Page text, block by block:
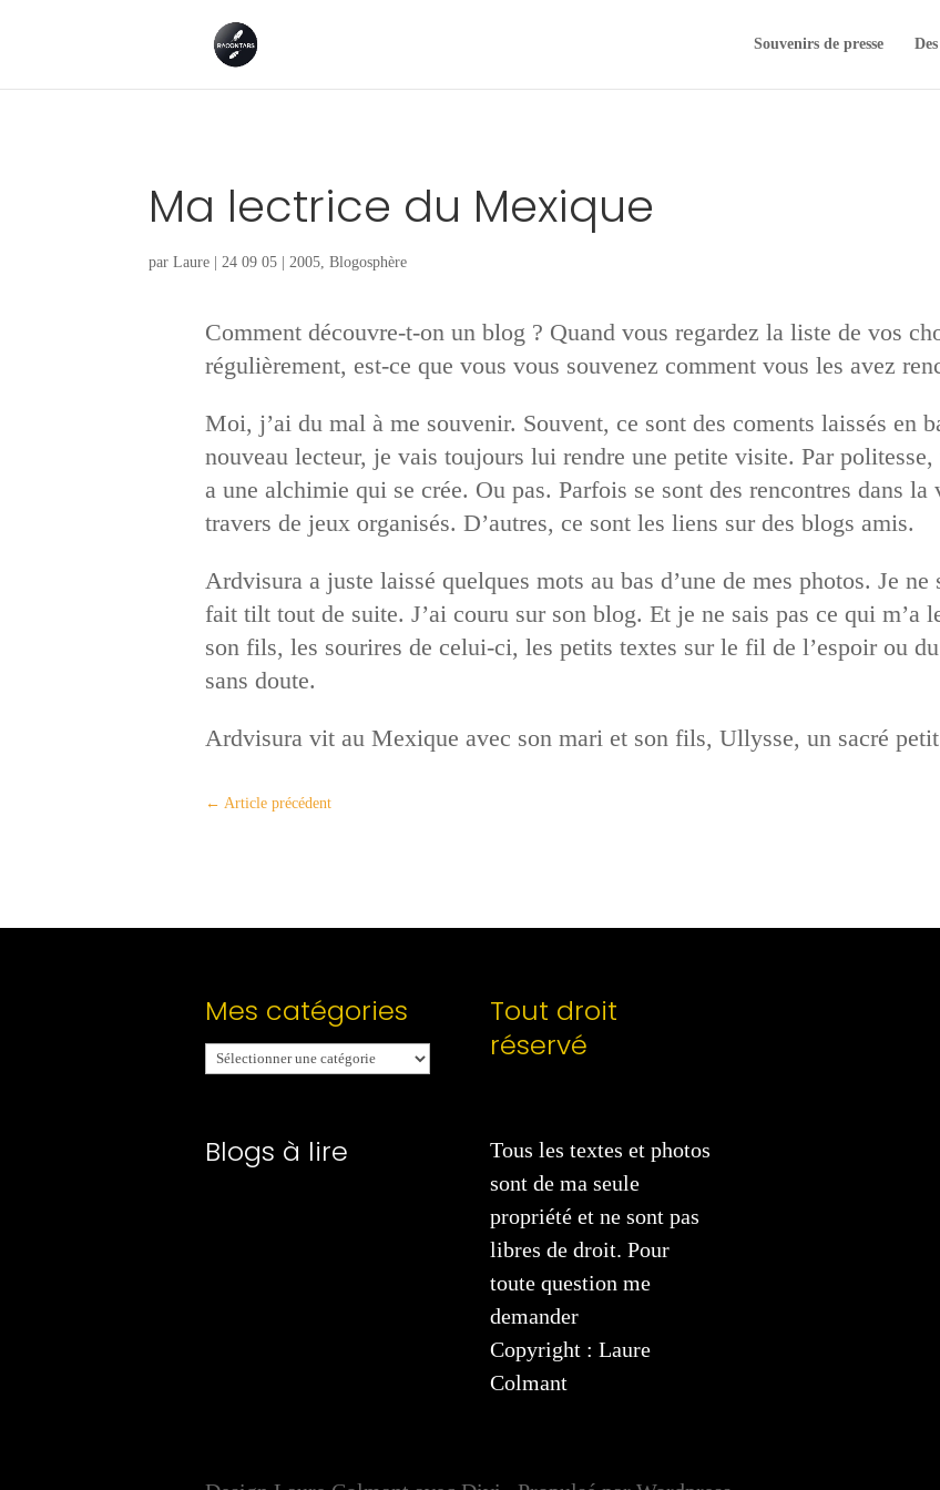
Souvenirs de presse
Ma lectrice du Mexique
parLaure | 24 09 05 | 2005 ,Blogosphère
Comment découvre-t-on un blog ? Quand vous regardez la liste de vos
régulièrement, est-ce que vous vous souvenez comment vous les avez
Moi, j’ai du mal à me souvenir. Souvent, ce sont des coments laissés en
nouveau lecteur, je vais toujours lui rendre une petite visite. Par
a une alchimie qui se crée. Ou pas. Parfois se sont des rencontres dans
travers de jeux organisés. D’autres, ce sont les liens sur des blogs amis.
Ardvisura a juste laissé quelques mots au bas d’une de mes photos. Je
fait tilt tout de suite. J’ai couru sur son blog. Et je ne sais pas ce qui m’a
son fils, les sourires de celui-ci, les petits textes sur le fil de l’espoir ou
sans doute.
Ardvisura vit au Mexique avec son mari et son fils, Ullysse, un sacré
← Article précédent
Mes catégories
Mes
catégories
Blogs à lire
Tout droit
réservé
Tous les textes et photos
sont de ma seule
propriété et ne sont pas
libres de droit. Pour
toute question me
demander
Copyright : Laure
Colmant